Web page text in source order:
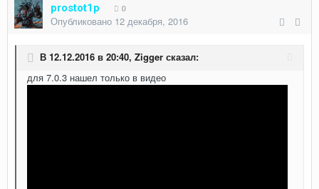
prostot1p 0
Опубликовано 12 декабря, 2016
В 12.12.2016 в 20:40, Zigger сказал:
для 7.0.3 нашел только в видео